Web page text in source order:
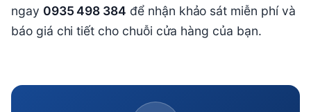
ngay 0935 498 384 để nhận khảo sát miễn phí và
báo giá chi tiết cho chuỗi cửa hàng của bạn.